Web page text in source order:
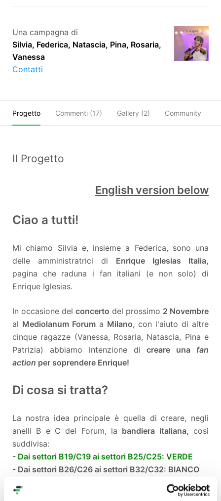
Una campagna di
Silvia, Federica, Natascia, Pina, Rosaria,
Vanessa
Contatti
Progetto Commenti (17) Gallery (2) Community
Il Progetto
English version below
Ciao a tutti!
Mi chiamo Silvia e, insieme a Federica, sono una
delle amministratrici di Enrique Iglesias Italia,
pagina che raduna i fan italiani (e non solo) di
Enrique Iglesias.
In occasione delconcerto del prossimo 2 Novembre
al Mediolanum Foruma Milano, con l'aiuto di altre
cinque ragazze (Vanessa, Rosaria, Natascia, Pina e
Patrizia) abbiamo intenzione dicreare una fan
action per soprendere Enrique!
Di cosa si tratta?
La nostra idea principale è quella di creare, negli
anelli B e C del Forum, la bandiera italiana, così
suddivisa:
- Dai settori B19/C19 ai settori B25/C25: VERDE
- Dai settori B26/C26 ai settori B32/C32: BIANCO
- Dai settori B7/C7 ai settori B1/C1: ROSSO